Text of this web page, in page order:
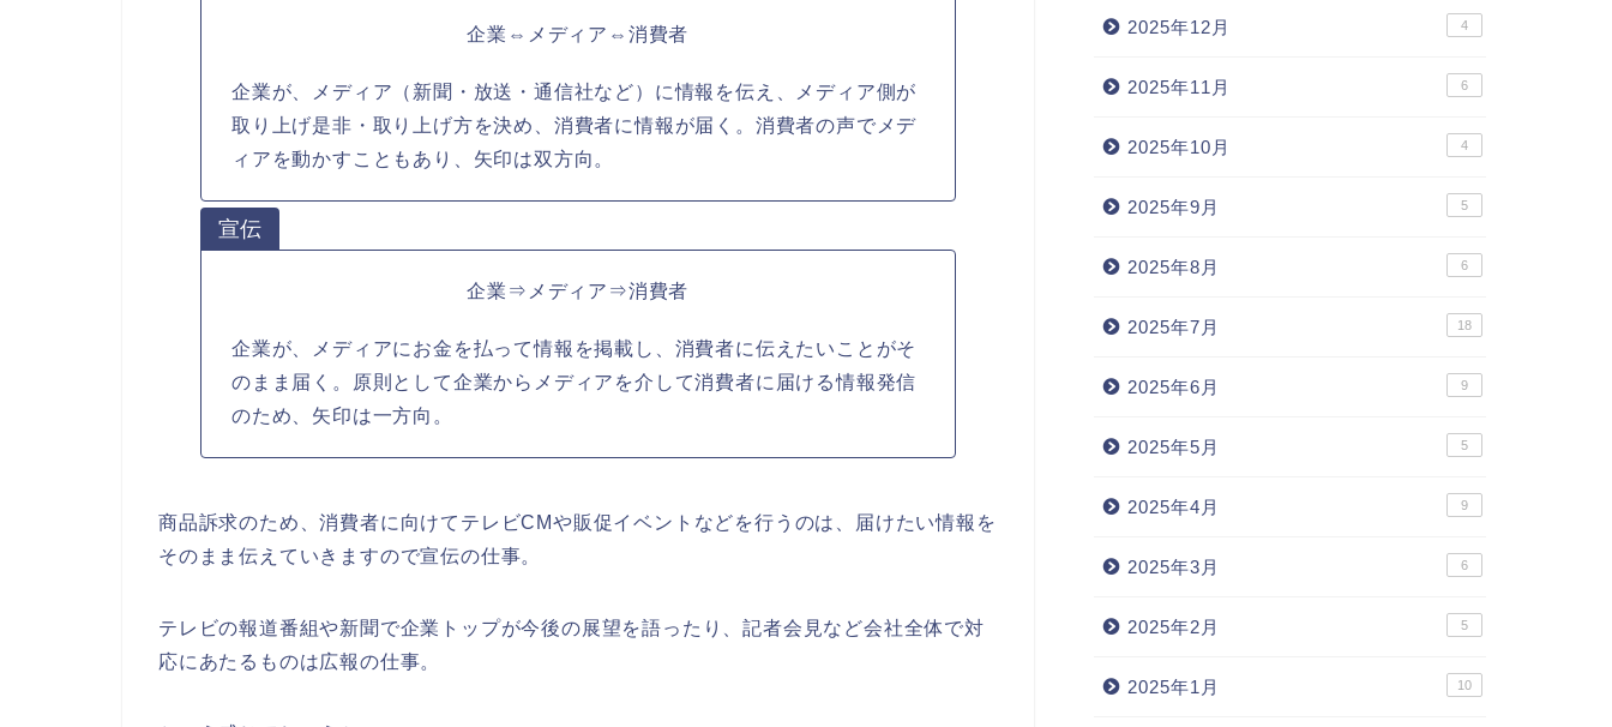
企業⇔メディア⇔消費者
企業が、メディア（新聞・放送・通信社など）に情報を伝え、メディア側が
取り上げ是非・取り上げ方を決め、消費者に情報が届く。消費者の声でメデ
ィアを動かすこともあり、矢印は双方向。
宣伝
企業⇒メディア⇒消費者
企業が、メディアにお金を払って情報を掲載し、消費者に伝えたいことがそ
のまま届く。原則として企業からメディアを介して消費者に届ける情報発信
のため、矢印は一方向。
商品訴求のため、消費者に向けてテレビCMや販促イベントなどを行うのは、届けたい情報を
そのまま伝えていきますので宣伝の仕事。
テレビの報道番組や新聞で企業トップが今後の展望を語ったり、記者会見など会社全体で対
応にあたるものは広報の仕事。
2025年12月 4
2025年11月 6
2025年10月 4
2025年9月 5
2025年8月 6
2025年7月 18
2025年6月 9
2025年5月 5
2025年4月 9
2025年3月 6
2025年2月 5
2025年1月 10